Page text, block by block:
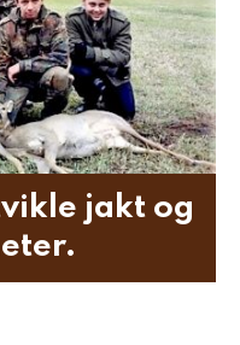
jakt og